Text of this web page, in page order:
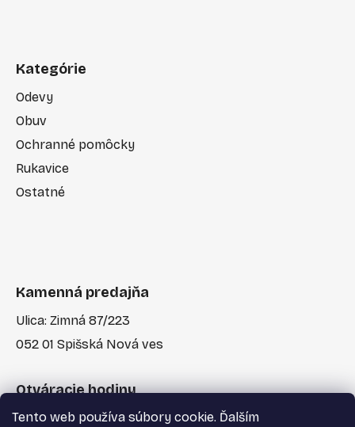
Tento web používa súbory cookie. Ďalším
Kategórie
Odevy
Obuv
Ochranné pomôcky
Rukavice
Ostatné
Kamenná predajňa
Ulica: Zimná 87/223
052 01 Spišská Nová ves
Otváracie hodiny
Po-Pia: 7:30 - 17:00